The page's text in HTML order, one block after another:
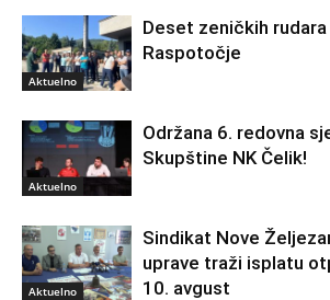
Aktuelno
Deset zeničkih
Raspotočje
Aktuelno
Održana 6. redovna
Skupštine NK Čelik!
Aktuelno
Sindikat Nove
uprave traži isplatu
10. avgust